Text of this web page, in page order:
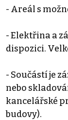
- Areál s
- Elektřina a
dispozici.
- Součástí je
nebo
kancelářské
budovy).